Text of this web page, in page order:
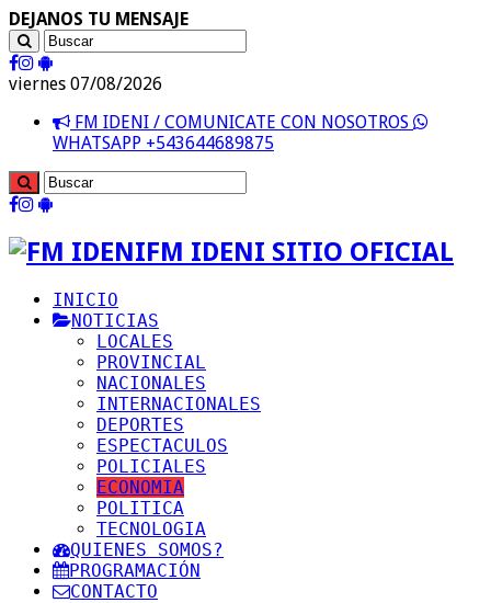
DEJANOS TU MENSAJE
viernes 07/08/2026
FM IDENI / COMUNICATE CON NOSOTROS
WHATSAPP +543644689875
FM IDENI SITIO OFICIAL
INICIO
NOTICIAS
LOCALES
PROVINCIAL
NACIONALES
INTERNACIONALES
DEPORTES
ESPECTACULOS
POLICIALES
ECONOMIA
POLITICA
TECNOLOGIA
QUIENES SOMOS?
PROGRAMACIÓN
CONTACTO